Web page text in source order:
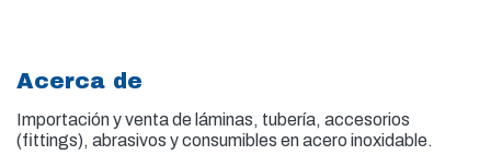
Acerca de
Importación y venta de láminas, tubería, accesorios
(fittings), abrasivos y consumibles en acero inoxidable.